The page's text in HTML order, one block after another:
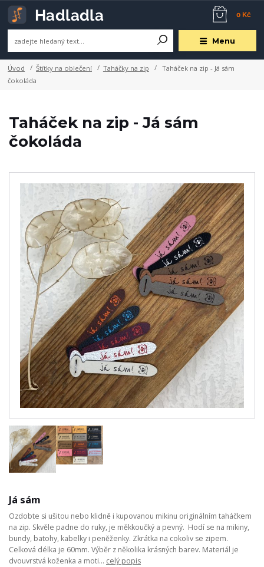
Menu
0 Kč
Úvod Štítky na oblečení Taháčky na zip
Taháček na zip - Já sám
čokoláda
Taháček na zip - Já sám
čokoláda
Já sám
Ozdobte si ušitou nebo klidně i kupovanou mikinu originálním taháčkem
na zip. Skvěle padne do ruky, je měkkoučký a pevný. Hodí se na mikiny,
bundy, batohy, kabelky i peněženky. Zkrátka na cokoliv se zipem.
Celková délka je 60mm. Výběr z několika krásných barev. Materiál je
dvouvrstvá koženka a moti... celý popis